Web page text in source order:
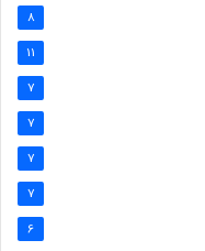
8
11
7
7
7
7
6